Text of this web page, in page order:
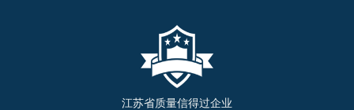
江苏省质量信得过企业